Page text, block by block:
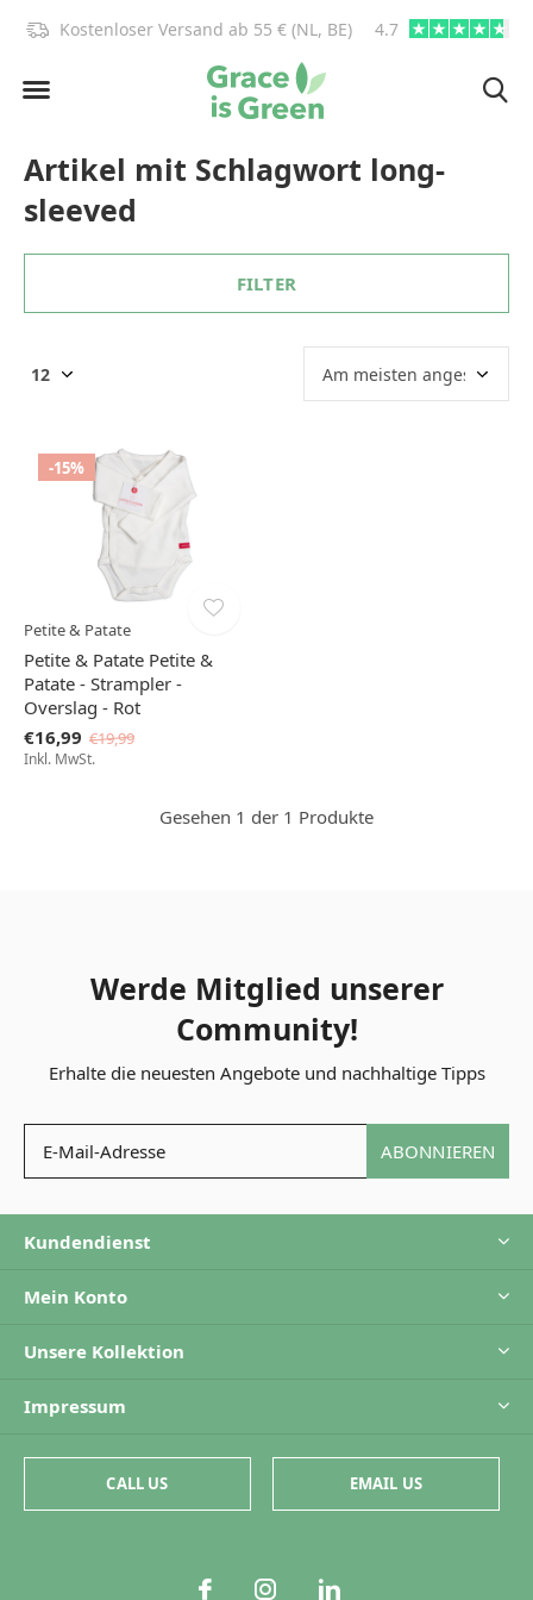
Kostenloser Versand ab 55 € (NL, BE) 4.7
Artikel mit Schlagwort long-
sleeved
FILTER
-15%
Petite & Patate
Petite & Patate Petite &
Patate - Strampler -
Overslag - Rot
€16,99 €19,99
Inkl. MwSt.
Gesehen 1 der 1 Produkte
Werde Mitglied unserer
Community!
Erhalte die neuesten Angebote und nachhaltige Tipps
ABONNIEREN
Kundendienst
Mein Konto
Unsere Kollektion
Impressum
CALL US EMAIL US